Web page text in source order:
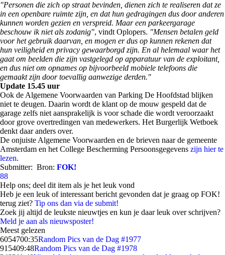
"Personen die zich op straat bevinden, dienen zich te realiseren dat ze
in een openbare ruimte zijn, en dat hun gedragingen dus door anderen
kunnen worden gezien en verspreid. Maar een parkeergarage
beschouw ik niet als zodanig", vindt Oplopers. "Mensen betalen geld
voor het gebruik daarvan, en mogen er dus op kunnen rekenen dat
hun veiligheid en privacy gewaarborgd zijn. En al helemaal waar het
gaat om beelden die zijn vastgelegd op apparatuur van de exploitant,
en dus niet om opnames op bijvoorbeeld mobiele telefoons die
gemaakt zijn door toevallig aanwezige derden."
Update 15.45 uur
Ook de Algemene Voorwaarden van Parking De Hoofdstad blijken
niet te deugen. Daarin wordt de klant op de mouw gespeld dat de
garage zelfs niet aansprakelijk is voor schade die wordt veroorzaakt
door grove overtredingen van medewerkers. Het Burgerlijk Wetboek
denkt daar anders over.
De onjuiste Algemene Voorwaarden en de brieven naar de gemeente
Amsterdam en het College Bescherming Persoonsgegevens zijn hier te
lezen.
Submitter: Bron: FOK!
88
Help ons; deel dit item als je het leuk vond
Heb je een leuk of interessant bericht gevonden dat je graag op FOK!
terug ziet? Tip ons dan via de submit!
Zoek jij altijd de leukste nieuwtjes en kun je daar leuk over schrijven?
Meld je aan als nieuwsposter!
Meest gelezen
6054700:35Random Pics van de Dag #1977
915409:48Random Pics van de Dag #1978